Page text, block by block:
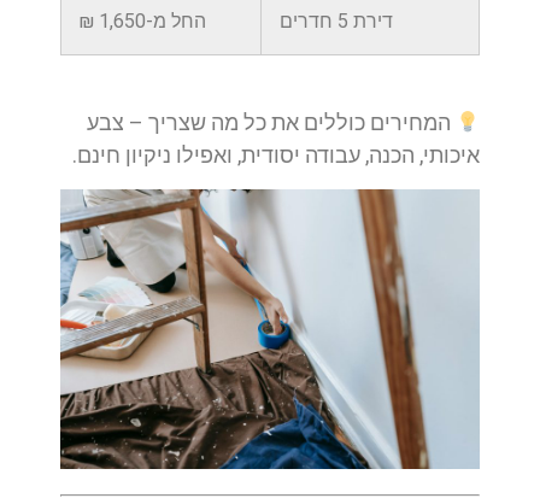
דירת 5 חדרים החל מ-1,650 ₪
המחירים כוללים את כל מה שצריך – צבע
איכותי, הכנה, עבודה יסודית, ואפילו ניקיון חינם.